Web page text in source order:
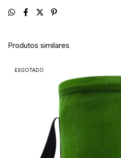
Produtos similares
ESGOTADO